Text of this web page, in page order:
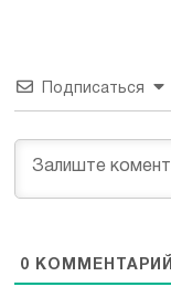
Подписаться
0 КОММЕНТАРИЙ